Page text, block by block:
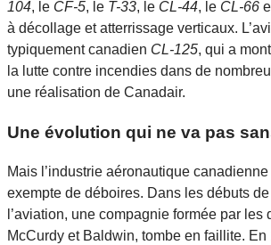
104, le CF-5, le T-33, le CL-44, le CL-66
à décollage et atterrissage verticaux.
typiquement canadien CL-125, qui a
la lutte contre incendies dans de
une réalisation de Canadair.
Une évolution qui ne va pas
Mais l’industrie aéronautique canadienne
exempte de déboires. Dans les débuts de
l’aviation, une compagnie formée par les
McCurdy et Baldwin, tombe en faillite.